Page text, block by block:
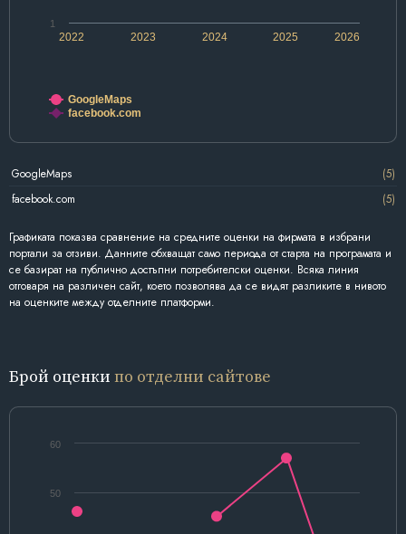
2022 2024 2026
2023 2025
1
GoogleMaps
facebook.com
GoogleMaps
(5)
facebook.com
(5)
Графиката показва сравнение на средните оценки на фирмата в избрани
портали за отзиви. Данните обхващат само периода от старта на програмата и
се базират на публично достъпни потребителски оценки. Всяка линия
отговаря на различен сайт, което позволява да се видят разликите в нивото
на оценките между отделните платформи.
Брой оценки по отделни сайтове
50
60